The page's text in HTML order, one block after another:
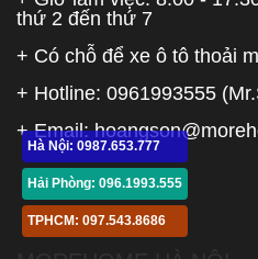
Hà Nội: 0987.653.777
Hải Phòng: 096.1993.555
TPHCM: 097.543.8686
thứ 2 đến thứ 7
+ Có chỗ để xe ô tô thoải
+ Hotline: 0961993555
+ Email: